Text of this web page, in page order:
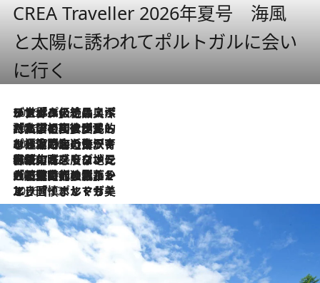
CREA Traveller 2026年夏号 海風
と太陽に誘われてポルトガルに会い
に行く
2026.8.8
リスボンの絶品スイーツ「パステル・デ・ナタ」とは？ポルトガル伝統の奥深い世界へ
2026.7.27
「私の祖国はポルトガル語です」国民的詩人フェルナンド・ペソアと、彼が愛した文学の街を歩く
2026.7.26
ポルトガル近海が育む極上の海の幸。キリリと冷えた白ワインと愉しむ、シーフード専門店の贅沢
2026.7.22
伝統の味をモダンに昇華。高感度な地元客が集う、リスボンの最旬ガストロノミー
2026.7.21
大航海時代の栄華から、震災、独裁、そして革命へ。ポルトガル・首都リスボンの石畳に刻まれた「歴史の光と影」
2026.7.13
エッセイ・ヤマザキマリ「慎ましくも美しき国 ポルトガル」